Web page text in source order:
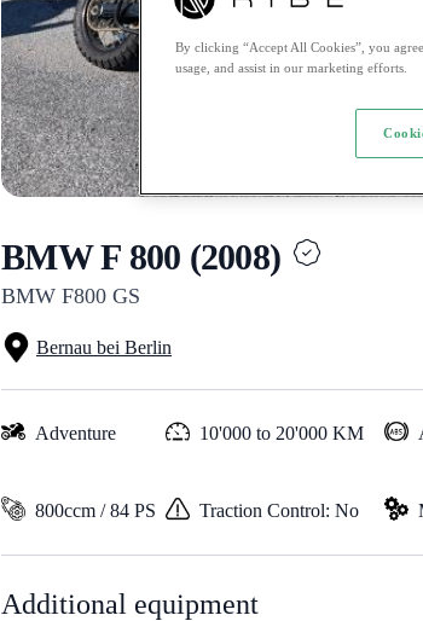
BMW F 800 (2008)
BMW F800 GS
Bernau bei Berlin
Adventure 10'000 to 20'000 KM
800ccm / 84 PS Traction Control: No
Additional equipment
By clicking “Accept All Cookies”, you
usage, and assist in our marketing efforts.